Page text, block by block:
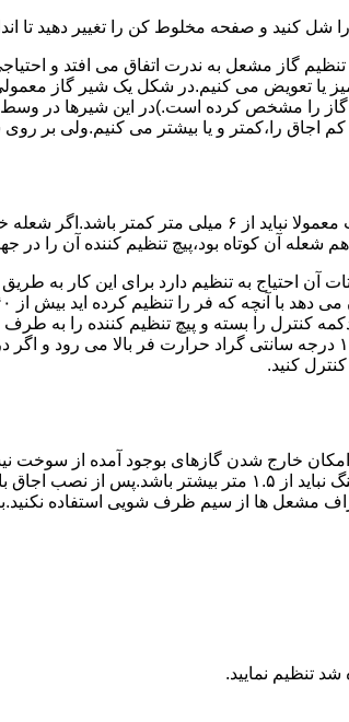
را شل کنید و صفحه مخلوط کن را تغییر دهید
گاز مشعل به ندرت اتفاق می افتد و
یا تعویض می کنیم.در شکل یک شیر گاز
را مشخص کرده است.)در این شیرها در
کم اجاق را،کمتر و یا بیشتر می کنیم.ولی بر
رنگ شعله پیلوت باید آبی باشد و طول شعله
هم شعله آن کوتاه بود،پیچ تنظیم کننده آن
کنید.
خارج شدن گازهای بوجود آمده از سوخت
اجاق باید از بست مناسب استفاده شود.طول
ها از سیم ظرف شویی استفاده
تنظیم نمایید.